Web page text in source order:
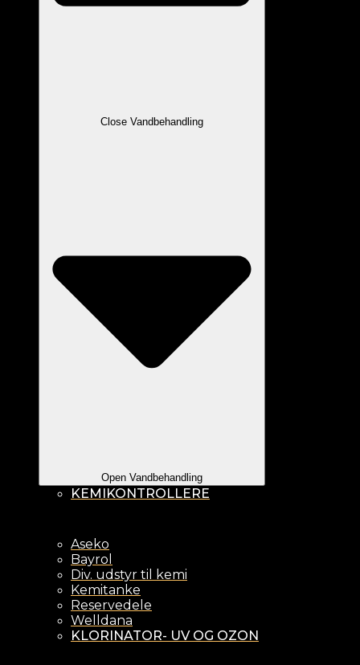
Close Vandbehandling
Open Vandbehandling
KEMIKONTROLLERE
Aseko
Bayrol
Div. udstyr til kemi
Kemitanke
Reservedele
Welldana
KLORINATOR- UV OG OZON